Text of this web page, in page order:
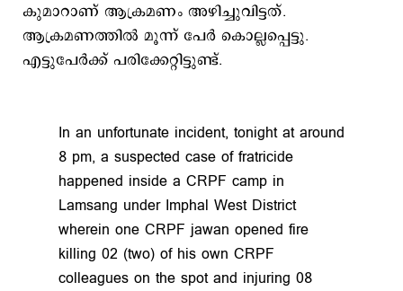
കുമാറാണ് ആക്രമണം അഴിച്ചുവിട്ടത്.
ആക്രമണത്തില്‍ മൂന്ന് പേര്‍ കൊല്ലപ്പെട്ടു.
എട്ടുപേര്‍ക്ക് പരിക്കേറ്റിട്ടുണ്ട്.
In an unfortunate incident, tonight at around
8 pm, a suspected case of fratricide
happened inside a CRPF camp in
Lamsang under Imphal West District
wherein one CRPF jawan opened fire
killing 02 (two) of his own CRPF
colleagues on the spot and injuring 08